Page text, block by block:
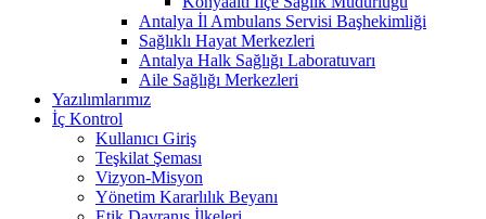
Antalya İl Ambulans Servisi Başhekimliği
Sağlıklı Hayat Merkezleri
Antalya Halk Sağlığı Laboratuvarı
Aile Sağlığı Merkezleri
Yazılımlarımız
İç Kontrol
Kullanıcı Giriş
Teşkilat Şeması
Vizyon-Misyon
Yönetim Kararlılık Beyanı